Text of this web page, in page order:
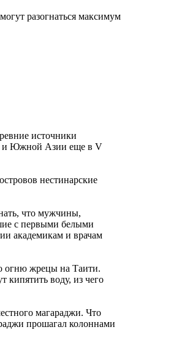
разогнаться максимум
источники
и Южной Азии еще в V
нестинарские
что мужчины,
с первыми белыми
академикам и врачам
огню жрецы на Таити.
кипятить воду, из чего
магараджи. Что
прошагал колоннами